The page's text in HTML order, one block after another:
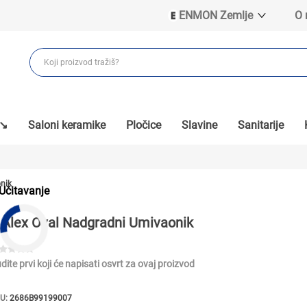
ENMON Zemlje
ENMON BIH
ENMON MKD
O
Saloni keramike Pločice Slavine Sanitarije
Alex Oval Nadgradni Umivaonik
prvi koji će napisati osvrt za ovaj proizvod
2686B99199007